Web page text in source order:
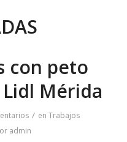
con peto
Mérida
/ enTrabajos
admin